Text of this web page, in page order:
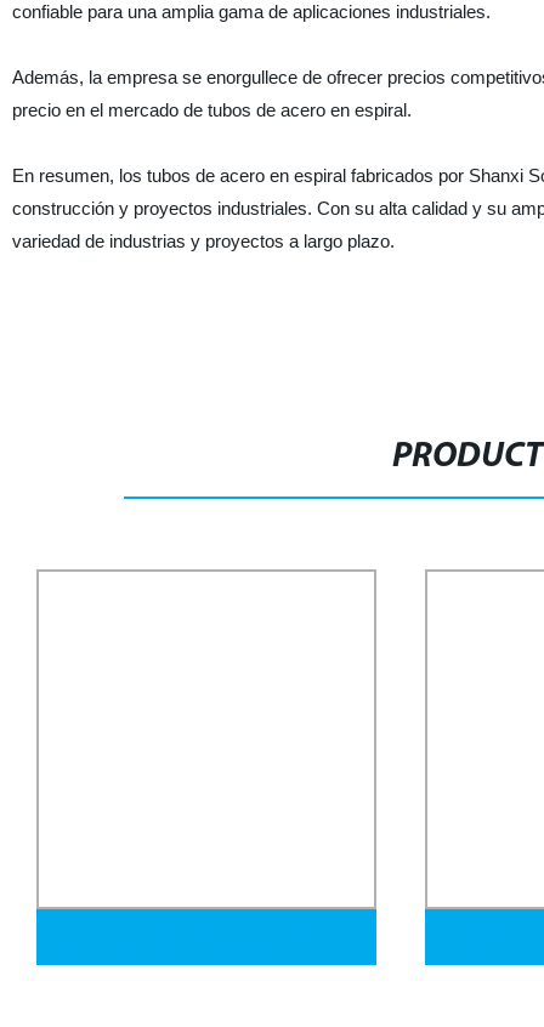
confiable para una amplia gama de aplicaciones industriales.
Además, la empresa se enorgullece de ofrecer precios
precio en el mercado de tubos de acero en espiral.
En resumen, los tubos de acero en espiral fabricados por Shanxi
construcción y proyectos industriales. Con su alta calidad y su
variedad de industrias y proyectos a largo plazo.